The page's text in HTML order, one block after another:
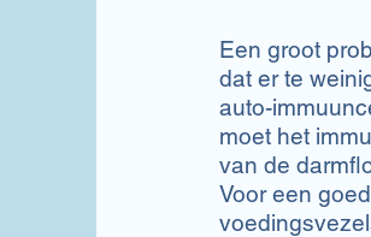
Een groot
dat er te
auto-
moet het
van de
Voor een